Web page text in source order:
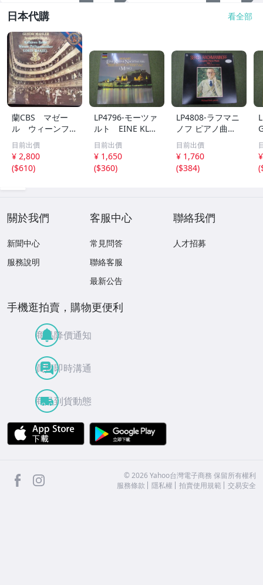
日本代購 看全部
蘭CBS マゼー
ル ウィーンフィ
ル バトル マー
ラー 交響曲第４
番 マゼール絶頂
期の録音
目前出價
¥ 2,800
($610)
LP4796-モーツァ
ルト EINE KLEI
NE NACHTMUSI
K
目前出價
¥ 1,650
($360)
LP4808-ラフマニ
ノフ ピアノ曲全
集 第１集 非売
品
目前出價
¥ 1,760
($384)
(
關於我們
新聞中心
服務說明
客服中心
常見問答
聯絡客服
最新公告
聯絡我們
人才招募
手機逛拍賣，購物更便利
商品降價通知
買賣即時溝通
商品到貨動態
APP Store
facebook ©2026 Yahoo台灣電子商務 保留所有權利
服務條款
隱私權 拍賣使用規範 交易安全